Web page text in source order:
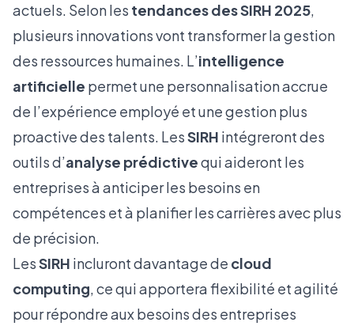
actuels. Selon les tendances des SIRH 2025,
plusieurs innovations vont transformer la gestion
des ressources humaines. L’intelligence
artificielle permet une personnalisation accrue
de l’expérience employé et une gestion plus
proactive des talents. LesSIRH intégreront des
outils d’analyse prédictivequi aideront les
entreprises à anticiper les besoins en
compétences et à planifier les carrières avec plus
de précision.
LesSIRH incluront davantage de cloud
computing, ce qui apportera flexibilité et agilité
pour répondre aux besoins des entreprises